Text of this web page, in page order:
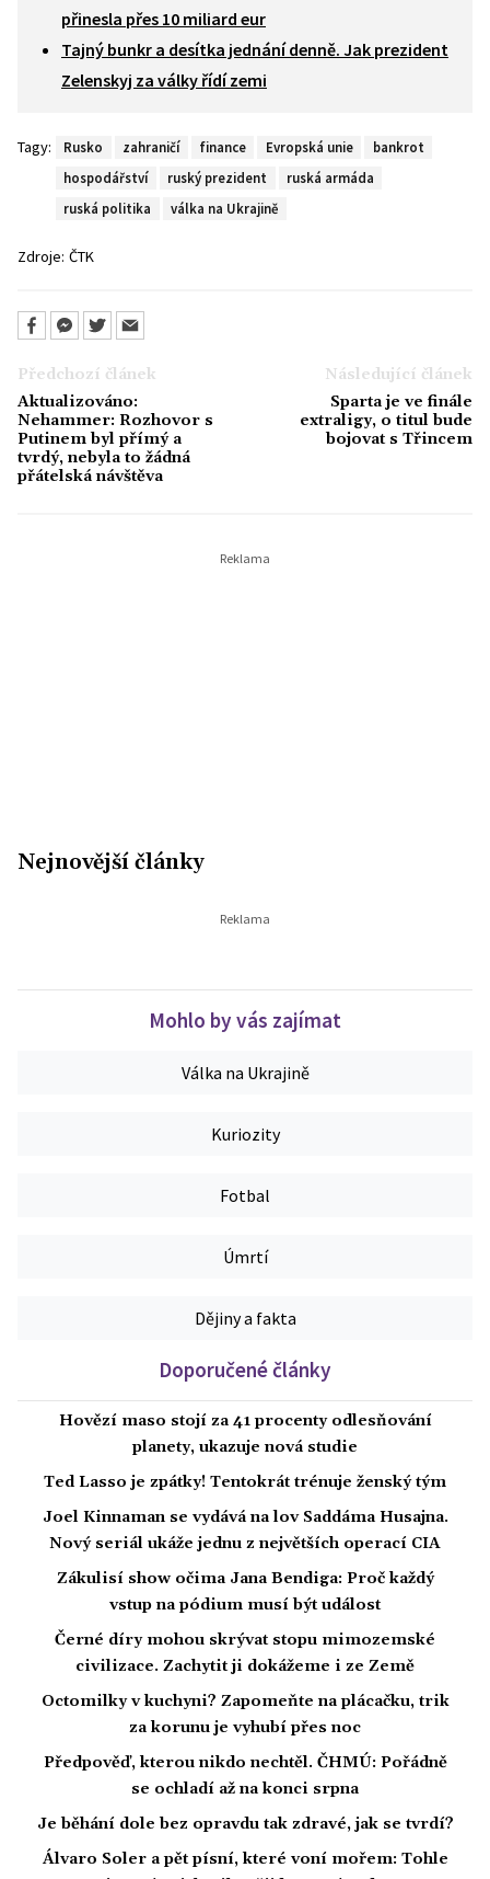
přinesla přes 10 miliard eur
Tajný bunkr a desítka jednání denně. Jak prezident
Zelenskyj za války řídí zemi
Tagy: Rusko zahraničí finance Evropská unie
bankrot
hospodářství
ruský prezident
ruská armáda
ruská politika
válka na Ukrajině
Zdroje: ČTK
Předchozí článek
Aktualizováno:
Nehammer: Rozhovor s
Putinem byl přímý a
tvrdý, nebyla to žádná
přátelská návštěva
Následující článek
Sparta je ve finále
extraligy, o titul bude
bojovat s Třincem
Nejnovější články
Mohlo by vás zajímat
Válka na Ukrajině
Kuriozity
Fotbal
Úmrtí
Dějiny a fakta
Doporučené články
Hovězí maso stojí za 41 procenty odlesňování
planety, ukazuje nová studie
Ted Lasso je zpátky! Tentokrát trénuje ženský tým
Joel Kinnaman se vydává na lov Saddáma Husajna.
Nový seriál ukáže jednu z největších operací CIA
Zákulisí show očima Jana Bendiga: Proč každý
vstup na pódium musí být událost
Černé díry mohou skrývat stopu mimozemské
civilizace. Zachytit ji dokážeme i ze Země
Octomilky v kuchyni? Zapomeňte na plácačku, trik
za korunu je vyhubí přes noc
Předpověď, kterou nikdo nechtěl. ČHMÚ: Pořádně
se ochladí až na konci srpna
Je běhání dole bez opravdu tak zdravé, jak se tvrdí?
Álvaro Soler a pět písní, které voní mořem: Tohle